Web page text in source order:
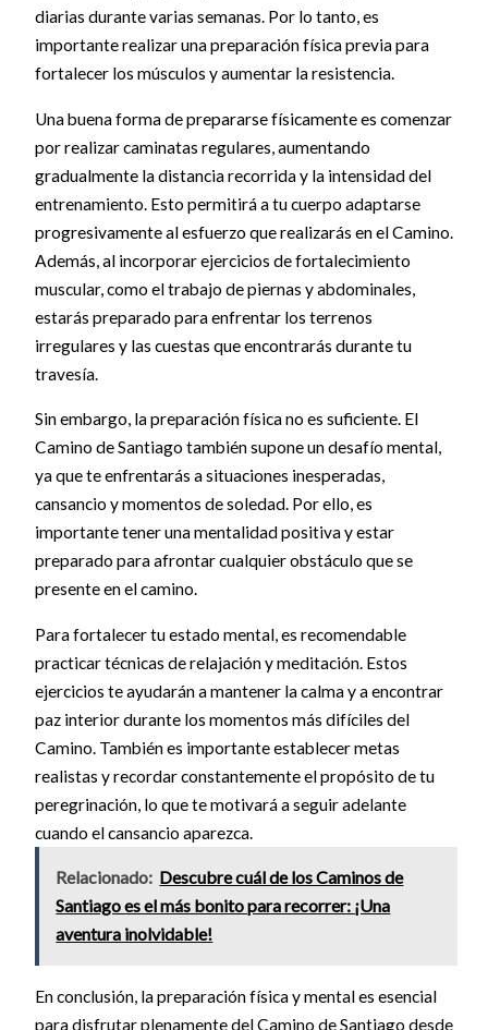
diarias durante varias semanas. Por lo tanto, es
importante realizar una preparación física previa para
fortalecer los músculos y aumentar la resistencia.
Una buena forma de prepararse físicamente es comenzar
por realizar caminatas regulares, aumentando
gradualmente la distancia recorrida y la intensidad del
entrenamiento. Esto permitirá a tu cuerpo adaptarse
progresivamente al esfuerzo que realizarás en el Camino.
Además, al incorporar ejercicios de fortalecimiento
muscular, como el trabajo de piernas y abdominales,
estarás preparado para enfrentar los terrenos
irregulares y las cuestas que encontrarás durante tu
travesía.
Sin embargo, la preparación física no es suficiente. El
Camino de Santiago también supone un desafío mental,
ya que te enfrentarás a situaciones inesperadas,
cansancio y momentos de soledad. Por ello, es
importante tener una mentalidad positiva y estar
preparado para afrontar cualquier obstáculo que se
presente en el camino.
Para fortalecer tu estado mental, es recomendable
practicar técnicas de relajación y meditación. Estos
ejercicios te ayudarán a mantener la calma y a encontrar
paz interior durante los momentos más difíciles del
Camino. También es importante establecer metas
realistas y recordar constantemente el propósito de tu
peregrinación, lo que te motivará a seguir adelante
cuando el cansancio aparezca.
Relacionado: Descubre cuál de los Caminos de
Santiago es el más bonito para recorrer: ¡Una
aventura inolvidable!
En conclusión, la preparación física y mental es esencial
para disfrutar plenamente del Camino de Santiago desde